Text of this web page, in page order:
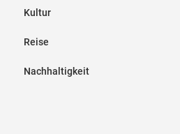
Kultur
Reise
Nachhaltigkeit